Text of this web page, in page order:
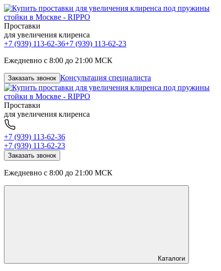
Проставки
для увеличения клиренса
+7 (939) 113-62-36+7 (939) 113-62-23
Ежедневно с 8:00 до 21:00 МСК
Заказать звонок Консультация специалиста
Проставки
для увеличения клиренса
+7 (939) 113-62-36
+7 (939) 113-62-23
Заказать звонок
Ежедневно с 8:00 до 21:00 МСК
Каталоги